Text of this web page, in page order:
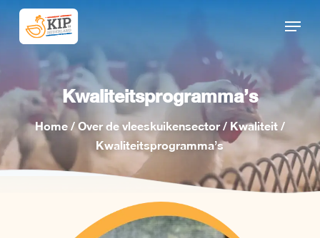
main
Menu
Kwaliteitsprogramma’s
Home/ Over de vleeskuikensector/ Kwaliteit/
Kwaliteitsprogramma’s